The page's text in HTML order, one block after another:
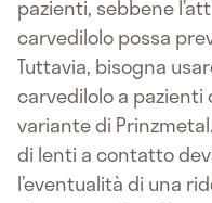
pazienti, sebbene
carvedilolo possa
Tuttavia, bisogna
carvedilolo a
variante di Prinzmetal.
di lenti a contatto
l’eventualità di una